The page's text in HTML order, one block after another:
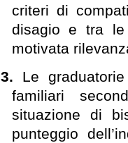
criteri di
disagio e tra
motivata
3. Le
familiari
situazione di
punteggio